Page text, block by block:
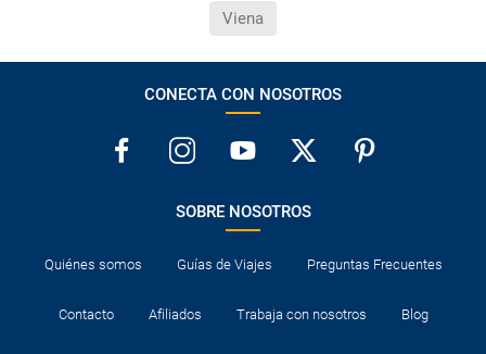
Viena
CONECTA CON NOSOTROS
SOBRE NOSOTROS
Quiénes somos Guías de Viajes Preguntas Frecuentes
Contacto Afiliados Trabaja con nosotros Blog